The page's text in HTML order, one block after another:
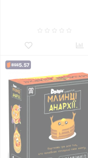
5.57